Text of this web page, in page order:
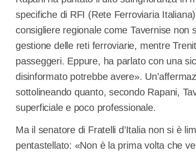
specifiche di RFI (Rete Ferroviaria
consigliere regionale come Tavernise
gestione delle reti ferroviarie, mentre
passeggeri. Eppure, ha parlato con una
disinformato potrebbe avere».
sottolineando quanto, secondo Rapani,
superficiale e poco professionale.
Ma il senatore di Fratelli d’Italia non si è
pentastellato: «Non è la prima volta che